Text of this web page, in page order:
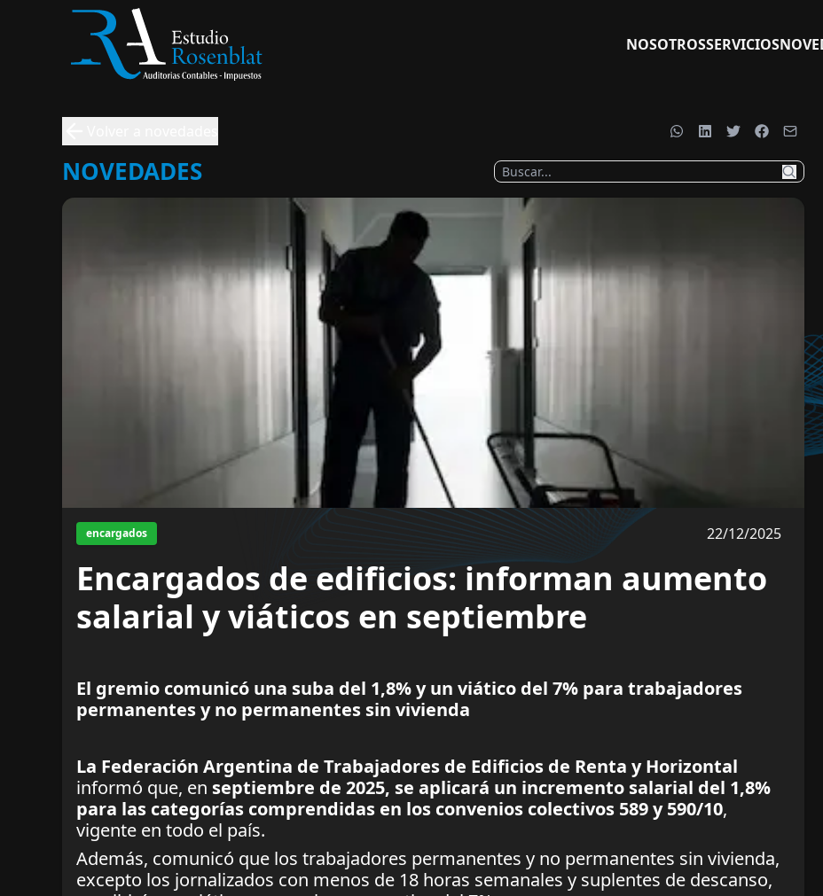
NOSOTROSSERVICIOS
NOVEDADES
encargados 22/12/2025
Encargados de edificios: informan aumento
salarial y viáticos en septiembre
El gremio comunicó una suba del 1,8% y un viático del 7% para trabajadores
permanentes y no permanentes sin vivienda
La Federación Argentina de Trabajadores de Edificios de Renta y Horizontal
informó que, en septiembre de 2025, se aplicará un incremento salarial del 1,8%
para las categorías comprendidas en los convenios colectivos 589 y 590/10,
vigente en todo el país.
Además, comunicó que los trabajadores permanentes y no permanentes sin vivienda,
excepto los jornalizados con menos de 18 horas semanales y suplentes de descanso,